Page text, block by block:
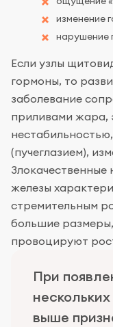
изменение
нарушение
Если узлы
гормоны, то
заболевание
приливами жара,
(пучеглазием),
железы
стремительным
большие
провоцируют
При
выше